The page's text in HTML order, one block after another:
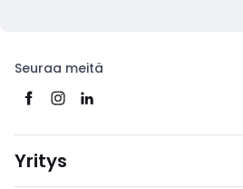
Seuraa meitä
Yritys